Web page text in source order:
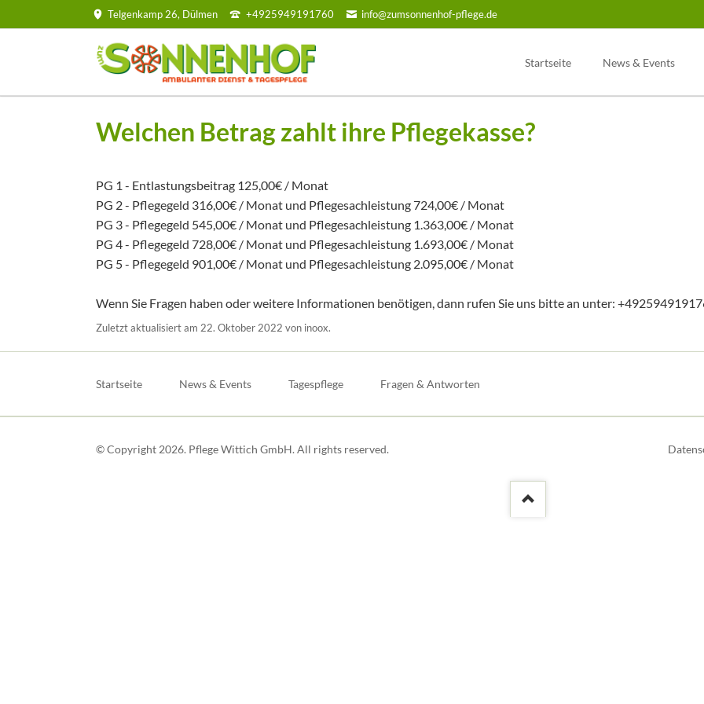
Telgenkamp 26, Dülmen +4925949191760 info@zumsonnenhof-pflege.de
Startseite News & Events
Welchen Betrag zahlt ihre Pflegekasse?
PG 1 - Entlastungsbeitrag 125,00€ / Monat
PG 2 - Pflegegeld 316,00€ / Monat und Pflegesachleistung 724,00€ / Monat
PG 3 - Pflegegeld 545,00€ / Monat und Pflegesachleistung 1.363,00€ / Monat
PG 4 - Pflegegeld 728,00€ / Monat und Pflegesachleistung 1.693,00€ / Monat
PG 5 - Pflegegeld 901,00€ / Monat und Pflegesachleistung 2.095,00€ / Monat
Wenn Sie Fragen haben oder weitere Informationen benötigen, dann rufen Sie uns bitte an unter:
Zuletzt aktualisiert am 22. Oktober 2022 von inoox.
Startseite News & Events Tagespflege Fragen & Antworten
© Copyright 2026. Pflege Wittich GmbH. All rights reserved.